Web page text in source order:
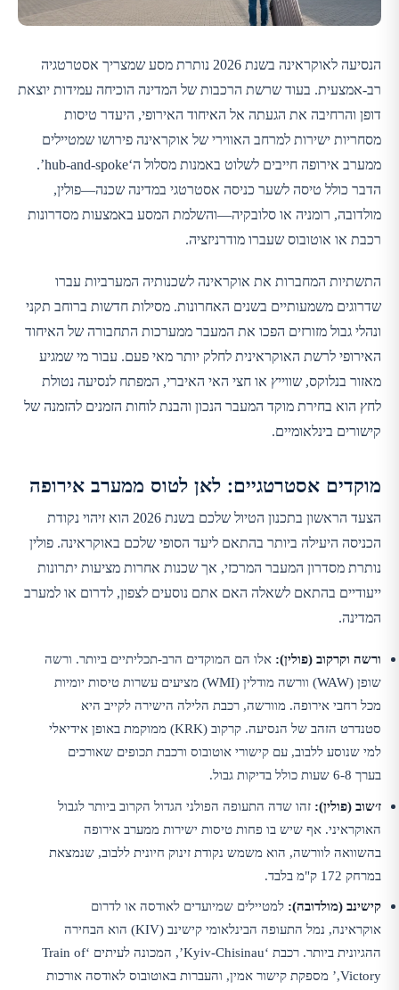
הנסיעה לאוקראינה בשנת 2026 נותרת מסע שמצריך אסטרטגיה
רב-אמצעית. בעוד שרשת הרכבות של המדינה הוכיחה עמידות יוצאת
דופן והרחיבה את הגעתה אל האיחוד האירופי, היעדר טיסות
מסחריות ישירות למרחב האווירי של אוקראינה פירושו שמטיילים
ממערב אירופה חייבים לשלוט באמנות מסלול ה‘hub-and-spoke’.
הדבר כולל טיסה לשער כניסה אסטרטגי במדינה שכנה—פולין,
מולדובה, רומניה או סלובקיה—והשלמת המסע באמצעות מסדרונות
רכבת או אוטובוס שעברו מודרניזציה.
התשתיות המחברות את אוקראינה לשכנותיה המערביות עברו
שדרוגים משמעותיים בשנים האחרונות. מסילות חדשות ברוחב תקני
ונהלי גבול מזורזים הפכו את המעבר ממערכות התחבורה של האיחוד
האירופי לרשת האוקראינית לחלק יותר מאי פעם. עבור מי שמגיע
מאזור בנלוקס, שווייץ או חצי האי האיברי, המפתח לנסיעה נטולת
לחץ הוא בחירת מוקד המעבר הנכון והבנת לוחות הזמנים להזמנה של
קישורים בינלאומיים.
מוקדים אסטרטגיים: לאן לטוס ממערב אירופה
הצעד הראשון בתכנון הטיול שלכם בשנת 2026 הוא זיהוי נקודת
הכניסה היעילה ביותר בהתאם ליעד הסופי שלכם באוקראינה. פולין
נותרת מסדרון המעבר המרכזי, אך שכנות אחרות מציעות יתרונות
ייעודיים בהתאם לשאלה האם אתם נוסעים לצפון, לדרום או למערב
המדינה.
ורשה וקרקוב (פולין): אלו הם המוקדים הרב-תכליתיים ביותר. ורשה
שופן (WAW) וורשה מודלין (WMI) מציעים עשרות טיסות יומיות
מכל רחבי אירופה. מוורשה, רכבת הלילה הישירה לקייב היא
סטנדרט הזהב של הנסיעה. קרקוב (KRK) ממוקמת באופן אידיאלי
למי שנוסע ללבוב, עם קישורי אוטובוס ורכבת תכופים שאורכים
בערך 6-8 שעות כולל בדיקות גבול.
ז׳שוב (פולין): זהו שדה התעופה הפולני הגדול הקרוב ביותר לגבול
האוקראיני. אף שיש בו פחות טיסות ישירות ממערב אירופה
בהשוואה לוורשה, הוא משמש נקודת זינוק חיונית ללבוב, שנמצאת
במרחק 172 ק"מ בלבד.
קישינב (מולדובה): למטיילים שמיועדים לאודסה או לדרום
אוקראינה, נמל התעופה הבינלאומי קישינב (KIV) הוא הבחירה
ההגיונית ביותר. רכבת ‘Kyiv-Chisinau’, המכונה לעיתים ‘Train of
Victory,’ מספקת קישור אמין, והעברות באוטובוס לאודסה אורכות